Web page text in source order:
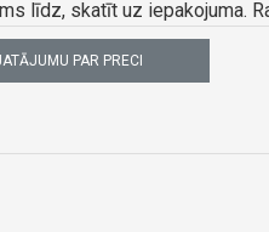
PAR PRECI
līdz, skatīt uz iepakojuma.